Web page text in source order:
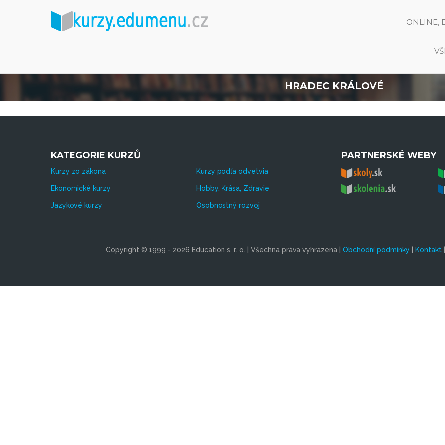
ONLINE,
HRADEC KRÁLOVÉ
KATEGORIE KURZŮ
Kurzy zo zákona Kurzy podľa odvetvia
Ekonomické kurzy Hobby, Krása, Zdravie
Jazykové kurzy Osobnostný rozvoj
PARTNERSKÉ WEBY
Copyright © 1999 - 2026 Education s. r. o. | Všechna práva vyhrazena | Obchodní podmínky Kontakt